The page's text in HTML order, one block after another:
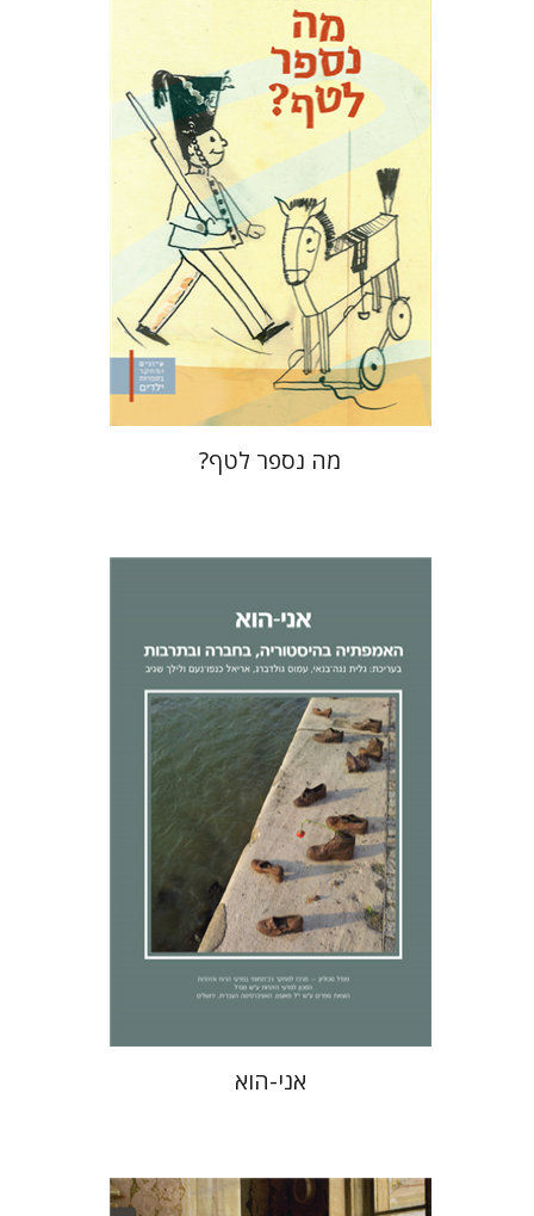
יעקבה סצ'רדוטי
תמי ישראלי
הנחת אתר ספר מודפס
$35
$32
מה נספר לטף?
לילך שגיב אריאל כנפו-נעם
גלית
נגה-בנאי
עמוס גולדברג
הנחת אתר ספר מודפס
$32
אני-הוא